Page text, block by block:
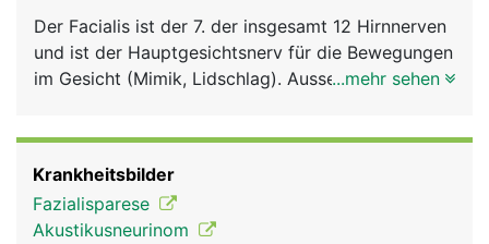
News
Rubriken
Der Facialis ist der 7. der insgesamt 12 Hirnnerven
und ist der Hauptgesichtsnerv für die Bewegungen
im Gesicht (Mimik, Lidschlag). Ausserdem steuert
...mehr sehen
Krankheitsbilder
Fazialisparese
Akustikusneurinom